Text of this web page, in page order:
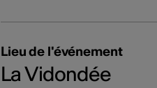
Lieu de l'événement
La Vidondée